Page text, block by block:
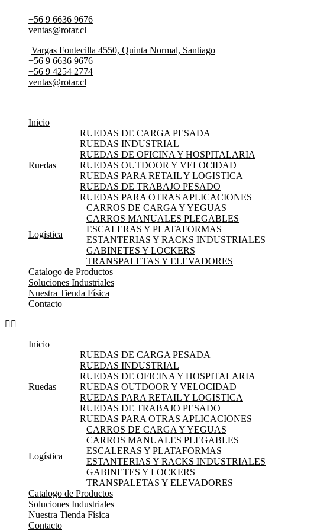
contenido
+56 9 6636 9676
ventas@rotar.cl
Vargas Fontecilla 4550, Quinta Normal, Santiago
+56 9 6636 9676
+56 9 4254 2774
ventas@rotar.cl
Inicio
Ruedas
RUEDAS DE CARGA PESADA
RUEDAS INDUSTRIAL
RUEDAS DE OFICINA Y HOSPITALARIA
RUEDAS OUTDOOR Y VELOCIDAD
RUEDAS PARA RETAIL Y LOGISTICA
RUEDAS DE TRABAJO PESADO
RUEDAS PARA OTRAS APLICACIONES
Logística
CARROS DE CARGA Y YEGUAS
CARROS MANUALES PLEGABLES
ESCALERAS Y PLATAFORMAS
ESTANTERIAS Y RACKS INDUSTRIALES
GABINETES Y LOCKERS
TRANSPALETAS Y ELEVADORES
Catalogo de Productos
Soluciones Industriales
Nuestra Tienda Física
Contacto
Inicio
Ruedas
RUEDAS DE CARGA PESADA
RUEDAS INDUSTRIAL
RUEDAS DE OFICINA Y HOSPITALARIA
RUEDAS OUTDOOR Y VELOCIDAD
RUEDAS PARA RETAIL Y LOGISTICA
RUEDAS DE TRABAJO PESADO
RUEDAS PARA OTRAS APLICACIONES
Logística
CARROS DE CARGA Y YEGUAS
CARROS MANUALES PLEGABLES
ESCALERAS Y PLATAFORMAS
ESTANTERIAS Y RACKS INDUSTRIALES
GABINETES Y LOCKERS
TRANSPALETAS Y ELEVADORES
Catalogo de Productos
Soluciones Industriales
Nuestra Tienda Física
Contacto